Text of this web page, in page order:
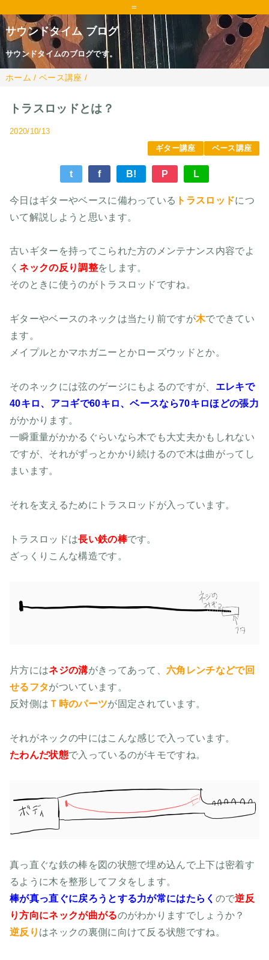
=
サウンドタイム ブログ
サウンドタイムのブログです。
ホーム / ベース講座 /
トラスロッドとは？
2020/10/13
ギター講座
ベース講座
t f B! P L
今日はギターやベースに備わっている トラスロッドにつ
いて解説しようと思います。
古いギターを持ってこられた方のメンテナンス内容でよ
くネックの反り調整をします。
そのときに使うのがトラスロッドですね。
ギターやベースのネックは当たり前ですが木でできてい
ます。
メイプルとかマホガニーとかローズウッドとか。
そのネックには弦のゲージにもよるのですが、 エレキで
40キロ、アコギで60キロ、ベースなら70キロほどの張力
がかかります。
一瞬重量がかかるぐらいなら木でも大丈夫かもしれない
ですが、それがずっとかかり続けるので木は曲がってし
まいます。
それを支えるためにトラスロッドが入っています。
トラスロッドは長い鉄の棒です。
ざっくりこんな構造です。
片方にはネジの溝がきってあって、六角レンチなどで回
せるフタがついています。
反対側は Ｔ時のパーツが固定されています。
それがネックの中にはこんな感じで入っています。
たわんだ状態で入っているのがキモですね。
真っ直ぐな鉄の棒を図の状態で埋め込んで上下は密着す
るように木を整形してフタをします。
棒が真っ直ぐに戻ろうとする力が常にはたらく ので逆反
り方向にネックが曲がるのがわかりますでしょうか？
逆反り はネックの裏側に向けて反る状態ですね。